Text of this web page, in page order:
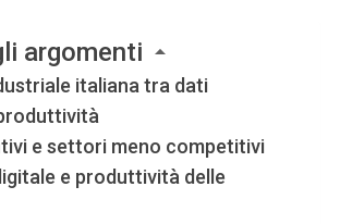
argomenti
italiana tra dati
e settori meno competitivi
e produttività delle